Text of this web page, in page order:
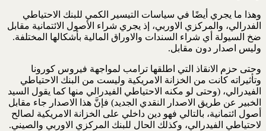
وهذا ما يجري أيضًا في سياسات التيسير الكمي للبنك الاحتياطي
الفدرالي، والمركزي الاوربي، إذ يجري شراء الأصول الائتمانية مقابل
ضخ السيولة أي شراء السندات والاوراق المالية بأشكالها المختلفة.
وليس اصدار دون مقابل.
وحتى حزم الانقاذ التي اطلقها ترامب لمواجهة فيروس كورونا
وتأثيراته كانت من الخزانة الامريكية وليست من البنك الاحتياطي
الفيدرالي، (وحتى لو مكنه الاحتياطي الفيدرالي منها كما يقول السيد
الخبير عن طريق الاصدار النقدي الجديد) فإنَّ هذا الاصدار جاء مقابل
أصول ائتمانية، بالتالي فهو دين داخلي على الخزانة الامريكية لصالح
لاحتياطي الفيدرالي، وكذلك الحال للبنك المركزي الاوربي والصيني.